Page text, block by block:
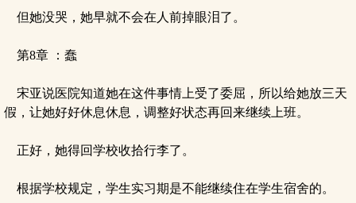
但她没哭，她早就不会在人前掉眼泪了。
第8章 ：蠢
宋亚说医院知道她在这件事情上受了委屈，所以给她放三天
假，让她好好休息休息，调整好状态再回来继续上班。
正好，她得回学校收拾行李了。
根据学校规定，学生实习期是不能继续住在学生宿舍的。